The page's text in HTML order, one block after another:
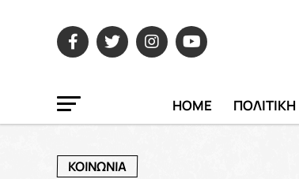
HOME ΠΟΛΙΤΙΚΗ
ΚΟΙΝΩΝΙΑ